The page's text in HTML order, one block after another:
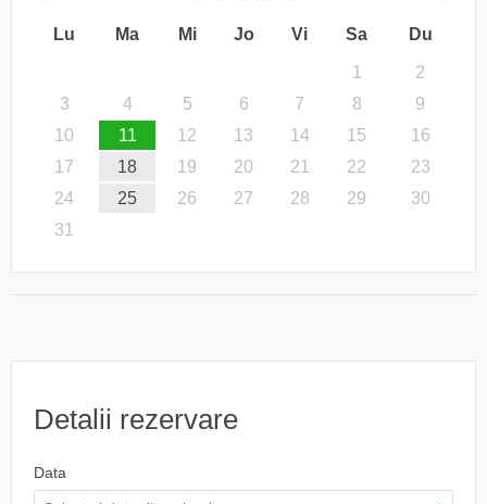
Lu Ma Mi Jo Vi Sa Du
1
2
3
4 5 6 7 8
9
10
11 12 13 14 15
16
17
18 19 20 21 22
23
24
25 26 27 28 29
30
31
Detalii rezervare
Data